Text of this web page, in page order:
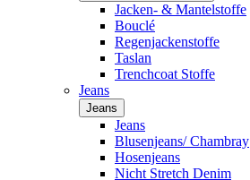
Jacken- & Mantelstoffe
Bouclé
Regenjackenstoffe
Taslan
Trenchcoat Stoffe
Jeans
Jeans
Jeans
Blusenjeans/ Chambray
Hosenjeans
Nicht Stretch Denim